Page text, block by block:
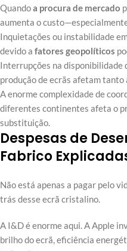
Quandoa procura de mercado
aumenta o
Inquietações ou instabilidade
devido a fatores geopolíticos
Interrupções na disponibilidade
produção de ecrãs afetam tanto
A enorme complexidade de
diferentes continentes afeta o
substituição.
Despesas de
Fabrico
Não está apenas a pagar pelo
trás desse ecrã cristalino.
A I&D é enorme aqui. A Apple
brilho do ecrã, eficiência